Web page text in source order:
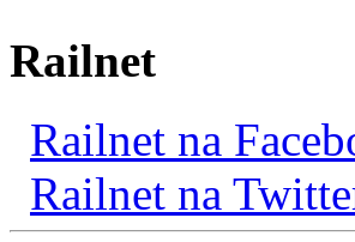
Railnet
Railnet na
Railnet na